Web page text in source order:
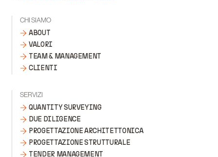
CHI SIAMO
ABOUT
VALORI
TEAM & MANAGEMENT
CLIENTI
SERVIZI
QUANTITY SURVEYING
DUE DILIGENCE
PROGETTAZIONE ARCHITETTONICA
PROGETTAZIONE STRUTTURALE
TENDER MANAGEMENT